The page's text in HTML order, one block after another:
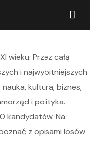
wieku. Przez całą
i najwybitniejszych
kultura, biznes,
i polityka.
kandydatów. Na
z opisami losów